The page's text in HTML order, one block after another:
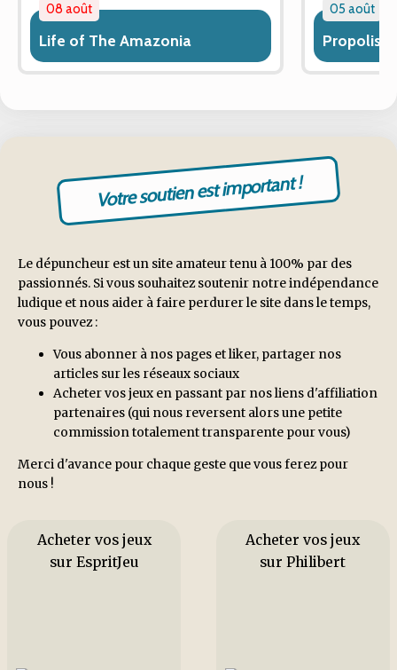
08 août
Life of The Amazonia
05 août
Propolis
Votre soutien est important !
Le dépuncheur est un site amateur tenu à 100% par des
passionnés. Si vous souhaitez soutenir notre indépendance
ludique et nous aider à faire perdurer le site dans le temps,
vous pouvez :
Vous abonner à nos pages et liker, partager nos
articles sur les réseaux sociaux
Acheter vos jeux en passant par nos liens d'affiliation
partenaires (qui nous reversent alors une petite
commission totalement transparente pour vous)
Merci d'avance pour chaque geste que vous ferez pour
nous !
Acheter vos jeux
sur EspritJeu
Acheter vos jeux
sur Philibert